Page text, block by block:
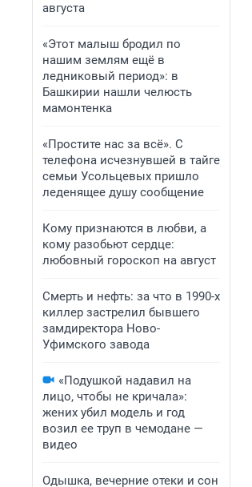
августа
«Этот малыш бродил по
нашим землям ещё в
ледниковый период»: в
Башкирии нашли челюсть
мамонтенка
«Простите нас за всё». С
телефона исчезнувшей в тайге
семьи Усольцевых пришло
леденящее душу сообщение
Кому признаются в любви, а
кому разобьют сердце:
любовный гороскоп на август
Смерть и нефть: за что в 1990-х
киллер застрелил бывшего
замдиректора Ново-
Уфимского завода
«Подушкой надавил на
лицо, чтобы не кричала»:
жених убил модель и год
возил ее труп в чемодане —
видео
Одышка, вечерние отеки и сон